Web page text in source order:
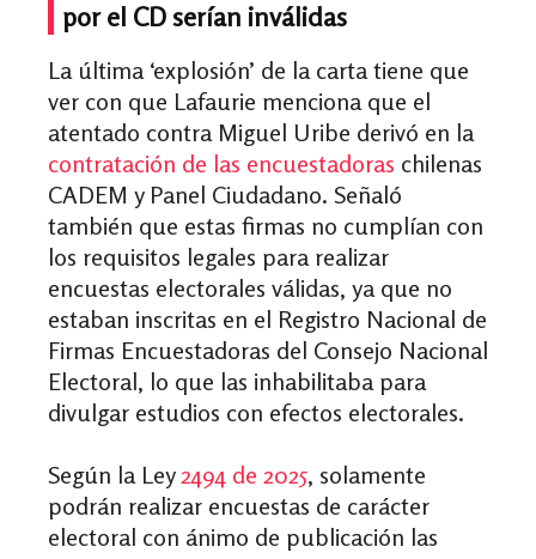
por el CD serían inválidas
La última ‘explosión’ de la carta tiene que
ver con que Lafaurie menciona que el
atentado contra Miguel Uribe derivó en la
contratación de las encuestadoras chilenas
CADEM y Panel Ciudadano. Señaló
también que estas firmas no cumplían con
los requisitos legales para realizar
encuestas electorales válidas, ya que no
estaban inscritas en el Registro Nacional de
Firmas Encuestadoras del Consejo Nacional
Electoral, lo que las inhabilitaba para
divulgar estudios con efectos electorales.
Según la Ley2494 de 2025, solamente
podrán realizar encuestas de carácter
electoral con ánimo de publicación las